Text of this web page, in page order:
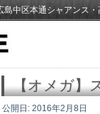
中区本通シャアンス
【オメガ】
公開日: 2016年2月8日